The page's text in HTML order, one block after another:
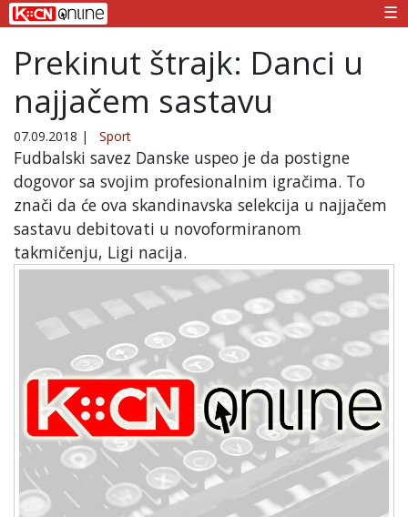
☰
Prekinut štrajk: Danci u
najjačem sastavu
07.09.2018 | Sport
Fudbalski savez Danske uspeo je da postigne
dogovor sa svojim profesionalnim igračima. To
znači da će ova skandinavska selekcija u najjačem
sastavu debitovati u novoformiranom
takmičenju, Ligi nacija.